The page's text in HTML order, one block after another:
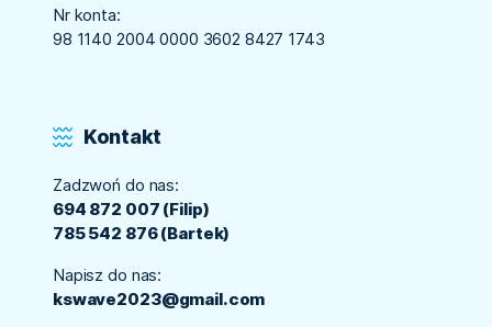
Nr konta:
98 1140 2004 0000 3602 8427 1743
Kontakt
Zadzwoń do nas:
694 872 007 (Filip)
785 542 876 (Bartek)
Napisz do nas:
kswave2023@gmail.com